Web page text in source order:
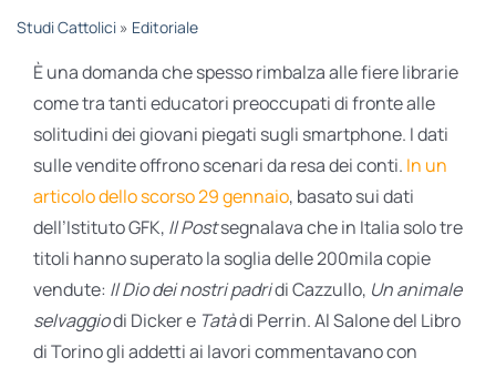
RUBRICHE
Studi Cattolici» Editoriale
È una domanda che spesso rimbalza alle fiere librarie
come tra tanti educatori preoccupati di fronte alle
solitudini dei giovani piegati sugli smartphone. I dati
sulle vendite offrono scenari da resa dei conti. In un
articolo dello scorso 29 gennaio, basato sui dati
dell’Istituto GFK, Il Postsegnalava che in Italia solo tre
titoli hanno superato la soglia delle 200mila copie
vendute: Il Dio dei nostri padridi Cazzullo, Un animale
selvaggiodi Dicker e Tatàdi Perrin. Al Salone del Libro
di Torino gli addetti ai lavori commentavano con